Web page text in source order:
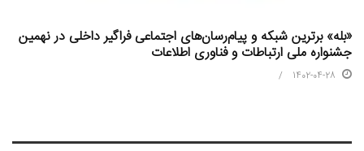
«بله» برترین شبکه و پیام‌رسان‌های اجتماعی فراگیر داخلی در نهمین
جشنواره ملی ارتباطات و فناوری اطلاعات
1402-04-28